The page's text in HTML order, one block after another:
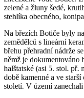
zelené a žluny šedé,
stehlíka obecného,
Na březích Botiče byly
zemědělců s lineární
břehu přehradní nádrže
němž je dokumentováno
halštatské (asi 5. stol.
době kamenné a ve
století. V území